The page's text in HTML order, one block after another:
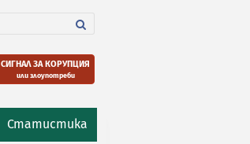
СИГНАЛ ЗА КОРУПЦИЯ
или злоупотреби
Статистика